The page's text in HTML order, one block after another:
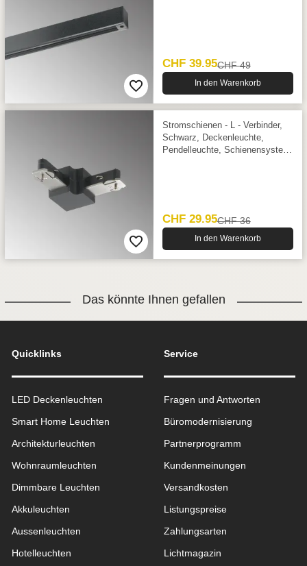
CHF 39.95CHF 49
In den Warenkorb
Stromschienen - L - Verbinder,
Schwarz, Deckenleuchte,
Pendelleuchte, Schienensystem,
CHF 29.95CHF 36
In den Warenkorb
Das könnte Ihnen gefallen
Quicklinks
LED Deckenleuchten
Smart Home Leuchten
Architekturleuchten
Wohnraum­leuchten
Dimmbare Leuchten
Akkuleuchten
Aussen­leuchten
Hotelleuchten
Service
Fragen und Antworten
Büromodernisierung
Partnerprogramm
Kundenmeinungen
Versandkosten
Listungspreise
Zahlungsarten
Lichtmagazin